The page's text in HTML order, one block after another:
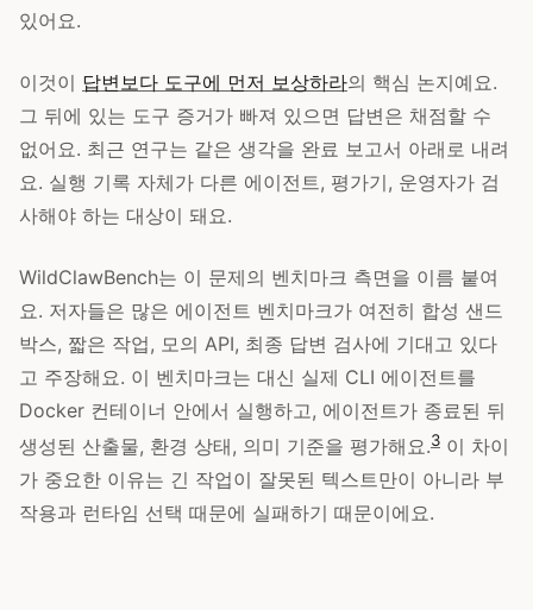
있어요.
이것이 답변보다 도구에 먼저 보상하라의 핵심 논지예요.
그 뒤에 있는 도구 증거가 빠져 있으면 답변은 채점할 수
없어요. 최근 연구는 같은 생각을 완료 보고서 아래로 내려
요. 실행 기록 자체가 다른 에이전트, 평가기, 운영자가 검
사해야 하는 대상이 돼요.
WildClawBench는 이 문제의 벤치마크 측면을 이름 붙여
요. 저자들은 많은 에이전트 벤치마크가 여전히 합성 샌드
박스, 짧은 작업, 모의 API, 최종 답변 검사에 기대고 있다
고 주장해요. 이 벤치마크는 대신 실제 CLI 에이전트를
Docker 컨테이너 안에서 실행하고, 에이전트가 종료된 뒤
생성된 산출물, 환경 상태, 의미 기준을 평가해요.3 이 차이
가 중요한 이유는 긴 작업이 잘못된 텍스트만이 아니라 부
작용과 런타임 선택 때문에 실패하기 때문이에요.